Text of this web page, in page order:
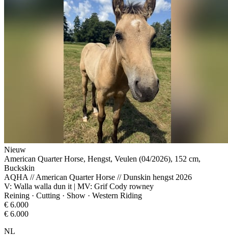
Nieuw
American Quarter Horse, Hengst, Veulen (04/2026), 152 cm,
Buckskin
AQHA // American Quarter Horse // Dunskin hengst 2026
V: Walla walla dun it | MV: Grif Cody rowney
Reining · Cutting · Show · Western Riding
€ 6.000
€ 6.000
NL